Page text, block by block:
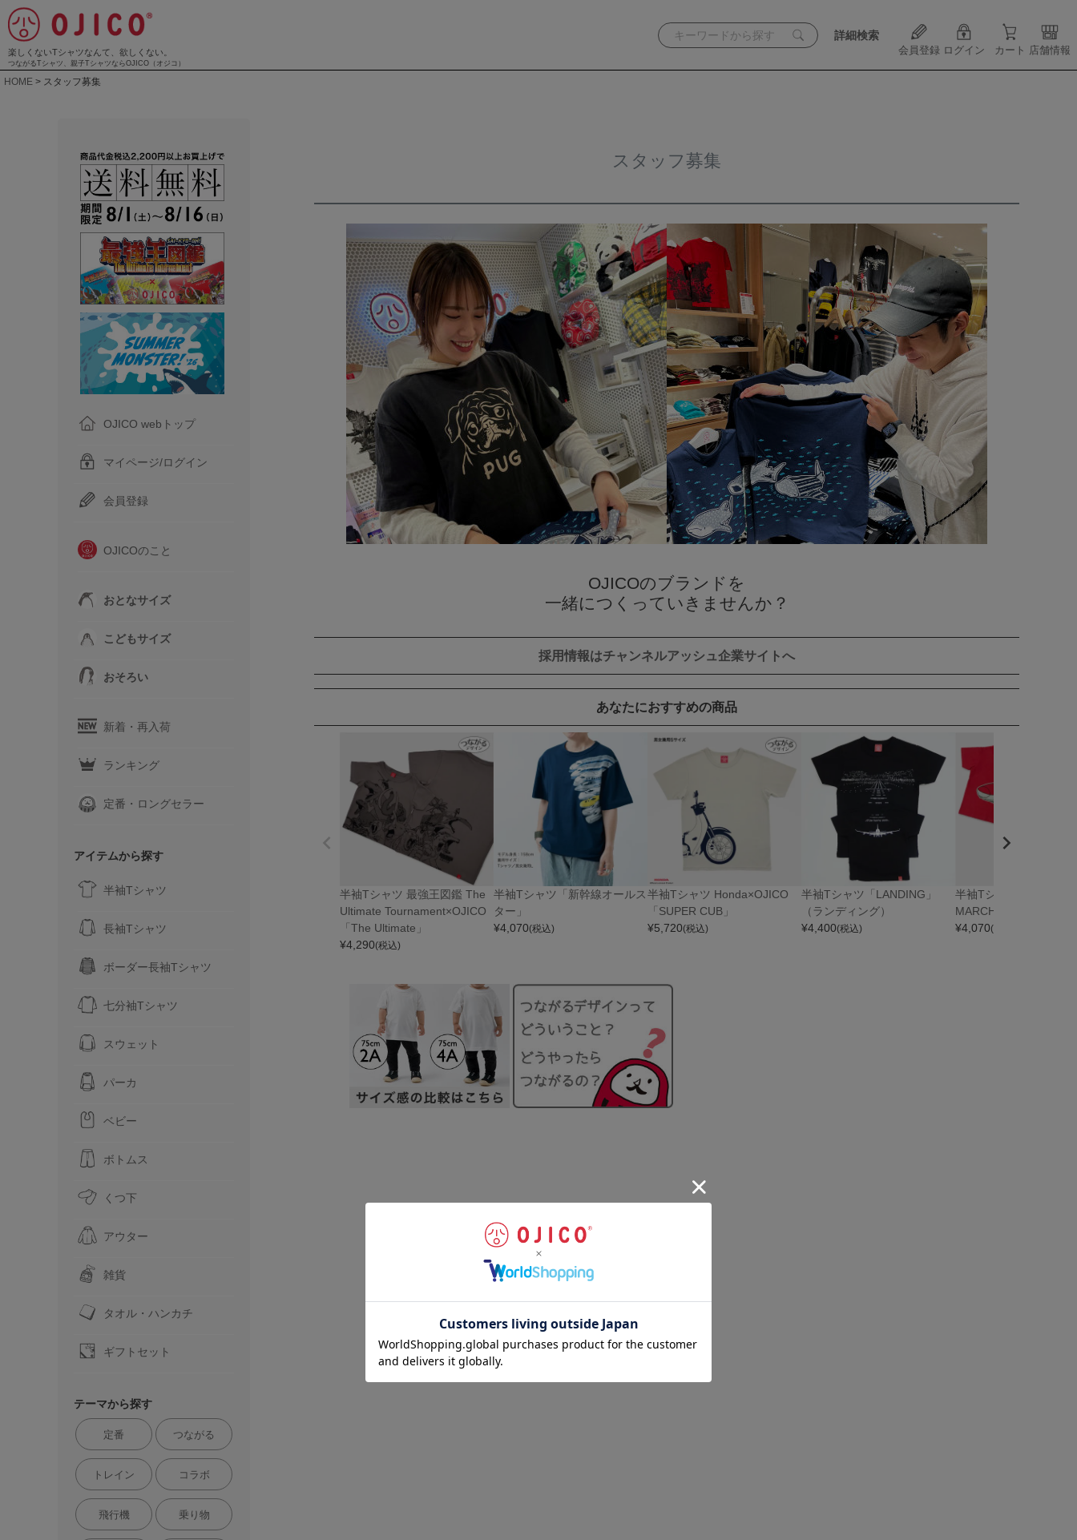
楽しくないTシャツなんて、欲しくない。
つながるTシャツ、親子TシャツならOJICO（オジコ）
詳細検索
会員登録 ログイン カート 店舗情報
HOME スタッフ募集
OJICO webトップ
マイページ/ログイン
会員登録
OJICOのこと
おとなサイズ
こどもサイズ
おそろい
新着・再入荷
ランキング
定番・ロングセラー
アイテムから探す
半袖Tシャツ
長袖Tシャツ
ボーダー長袖Tシャツ
七分袖Tシャツ
スウェット
パーカ
ベビー
ボトムス
くつ下
アウター
雑貨
タオル・ハンカチ
ギフトセット
テーマから探す
定番 つながる
トレイン コラボ
飛行機 乗り物
スタッフ募集
OJICOのブランドを
一緒につくっていきませんか？
採用情報はチャンネルアッシュ企業サイトへ
あなたにおすすめの商品
半袖Tシャツ 最強王図鑑 The
Ultimate Tournament×OJICO
「The Ultimate」
¥4,290(税込)
半袖Tシャツ「新幹線オールス
ター」
¥4,070(税込)
半袖Tシャツ Honda×OJICO
「SUPER CUB」
¥5,720(税込)
半袖Tシャツ「LANDING」
（ランディング）
¥4,400(税込)
半袖Tシャツ「
MARCH」（こまちの
¥4,070(税込)